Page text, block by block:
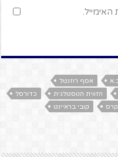
אסף רוזנטל
הזווית הנוסטלגית
כדורסל
קובי בראיינט